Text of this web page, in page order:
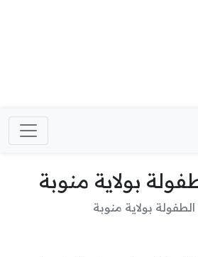
بولاية منوبة
بولاية منوبة